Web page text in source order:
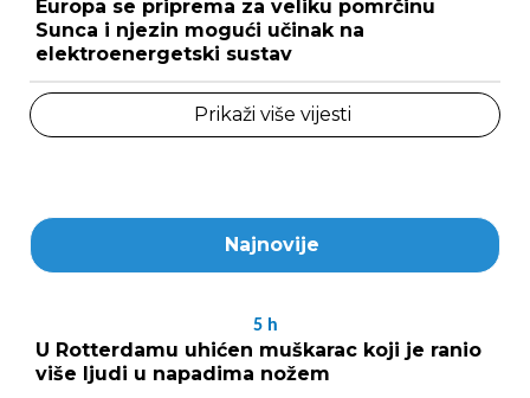
Europa se priprema za veliku pomrčinu
Sunca i njezin mogući učinak na
elektroenergetski sustav
Prikaži više vijesti
Najnovije
5 h
U Rotterdamu uhićen muškarac koji je ranio
više ljudi u napadima nožem